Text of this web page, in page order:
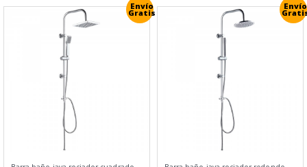
Envío
Gratis
Envío